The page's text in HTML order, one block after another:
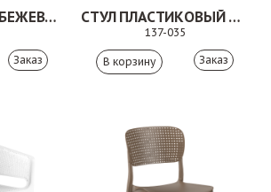
СТУЛ МОХИТО БЕЖЕВО-КОРИЧНЕВЫЙ
Заказ
СТУЛ ПЛАСТИКОВЫЙ МИЛОН БЕЖЕВЫЙ
137-035
Заказ